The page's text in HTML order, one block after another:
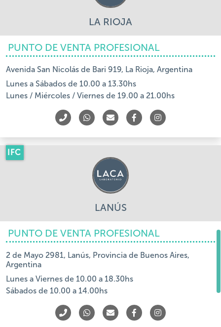
LA RIOJA
PUNTO DE VENTA PROFESIONAL
Avenida San Nicolás de Bari 919, La Rioja, Argentina
Lunes a Sábados de 10.00 a 13.30hs
Lunes / Miércoles / Viernes de 19.00 a 21.00hs
IFC
LANÚS
PUNTO DE VENTA PROFESIONAL
2 de Mayo 2981, Lanús, Provincia de Buenos Aires,
Argentina
Lunes a Viernes de 10.00 a 18.30hs
Sábados de 10.00 a 14.00hs